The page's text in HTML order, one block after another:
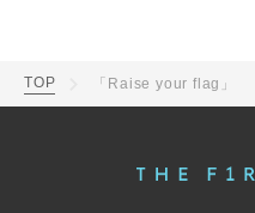
TOP 「Raise your flag」